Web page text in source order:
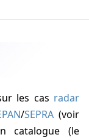
les cas radar
/SEPRA (voir
catalogue (le